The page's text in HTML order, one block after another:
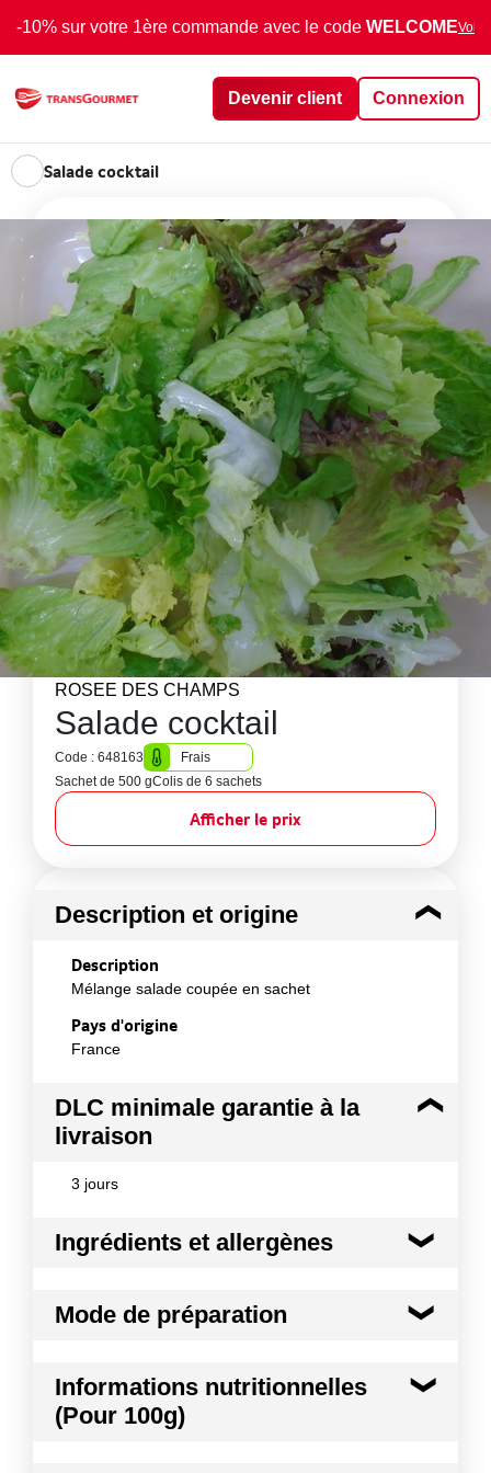
-10% sur votre 1ère commande avec le code WELCOMEVoir
Devenir client Connexion
Salade cocktail
ROSEE DES CHAMPS
Salade cocktail
Code : 648163
Frais
Sachet de 500 gColis de 6 sachets
Afficher le prix
Description et origine
Description
Mélange salade coupée en sachet
Pays d'origine
France
DLC minimale garantie à la
livraison
3 jours
Ingrédients et allergènes
Batavia coupée : 30-40 mm 50% ± 10 Lollo rossa
Conformément aux informations transmises
par le(s) fournisseur(s) de Transgourmet
Mode de préparation
utilisation
Informations nutritionnelles
(Pour 100g)